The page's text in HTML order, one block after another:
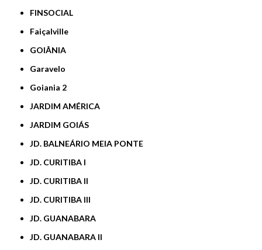
FINSOCIAL
Faiçalville
GOIÂNIA
Garavelo
Goiania 2
JARDIM AMÉRICA
JARDIM GOIÁS
JD. BALNEÁRIO MEIA PONTE
JD. CURITIBA I
JD. CURITIBA II
JD. CURITIBA III
JD. GUANABARA
JD. GUANABARA II